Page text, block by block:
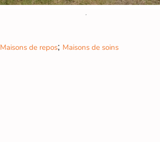
Maisons de repos; Maisons de soins